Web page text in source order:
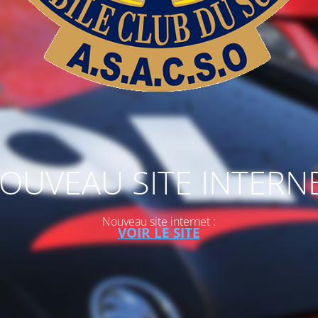
SITE
Nouveau site internet :
VOIR LE SITE